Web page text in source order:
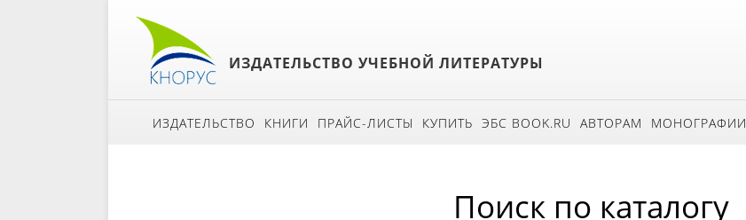
ИЗДАТЕЛЬСТВО УЧЕБНОЙ ЛИТЕРАТУРЫ
ИЗДАТЕЛЬСТВО КНИГИ ПРАЙС-ЛИСТЫ КУПИТЬ ЭБС BOOK.RU АВТОРАМ МОНОГРАФИИ
Поиск по каталогу